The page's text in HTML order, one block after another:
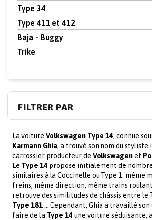
Type 34
Type 411 et 412
Baja - Buggy
Trike
FILTRER PAR
La voiture Volkswagen Type 14, connue
Karmann Ghia, a trouvé son nom du styliste
carrossier producteur de Volkswagenet
Le Type 14 propose initialement de
similaires à la Coccinelle ou Type 1: même
freins, même direction, même trains
retrouve des similitudes de châssis entre le
Type 181 … Cependant, Ghia a travaillé
faire de la Type 14 une voiture séduisante,